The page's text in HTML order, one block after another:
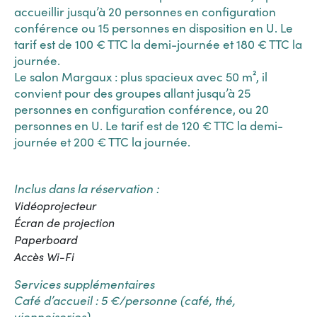
accueillir jusqu’à 20 personnes en configuration
conférence ou 15 personnes en disposition en U. Le
tarif est de 100 € TTC la demi-journée et 180 € TTC la
journée.
Le salon Margaux : plus spacieux avec 50 m², il
convient pour des groupes allant jusqu’à 25
personnes en configuration conférence, ou 20
personnes en U. Le tarif est de 120 € TTC la demi-
journée et 200 € TTC la journée.
Inclus dans la réservation :
Vidéoprojecteur
Écran de projection
Paperboard
Accès Wi-Fi
Services supplémentaires
Café d’accueil : 5 €/personne (café, thé,